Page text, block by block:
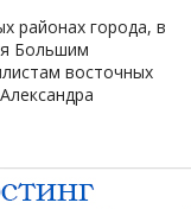
районах города, в
Большим
восточных